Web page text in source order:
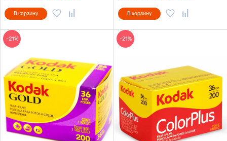
В корзину В корзину
-21% -21%